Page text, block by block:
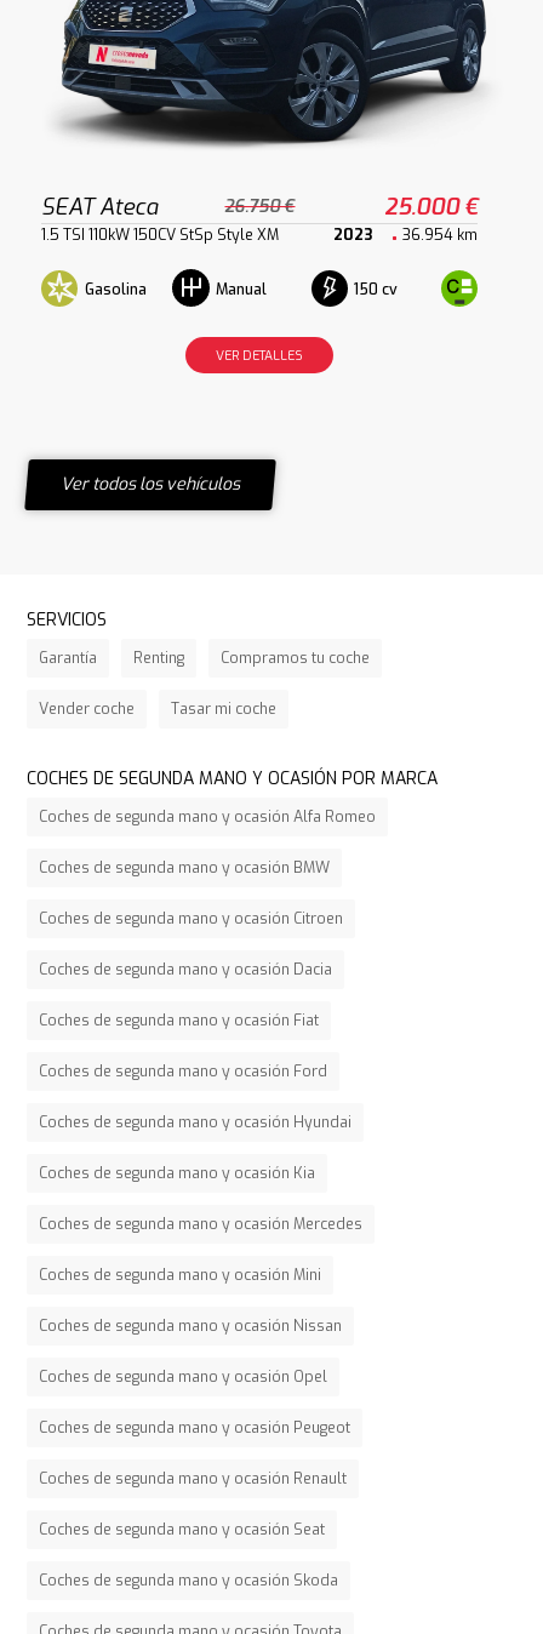
SEAT Ateca 26.750 € 25.000 €
1.5 TSI 110kW 150CV StSp Style XM 2023 36.954 km
Gasolina Manual 150 cv
VER DETALLES
Ver todos los vehículos
SERVICIOS
Garantía Renting Compramos tu coche
Vender coche Tasar mi coche
COCHES DE SEGUNDA MANO Y OCASIÓN POR MARCA
Coches de segunda mano y ocasión Alfa Romeo
Coches de segunda mano y ocasión BMW
Coches de segunda mano y ocasión Citroen
Coches de segunda mano y ocasión Dacia
Coches de segunda mano y ocasión Fiat
Coches de segunda mano y ocasión Ford
Coches de segunda mano y ocasión Hyundai
Coches de segunda mano y ocasión Kia
Coches de segunda mano y ocasión Mercedes
Coches de segunda mano y ocasión Mini
Coches de segunda mano y ocasión Nissan
Coches de segunda mano y ocasión Opel
Coches de segunda mano y ocasión Peugeot
Coches de segunda mano y ocasión Renault
Coches de segunda mano y ocasión Seat
Coches de segunda mano y ocasión Skoda